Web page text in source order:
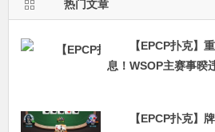
热门文章
【EPCP扑克】
息！WSOP主赛事暌
【EPCP扑克】